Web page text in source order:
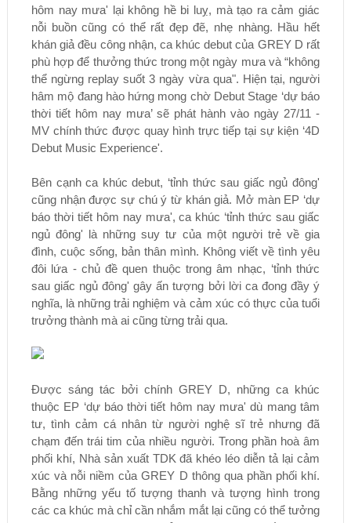
hôm nay mưa' lại không hề bi luỵ, mà tạo ra cảm giác
nỗi buồn cũng có thể rất đẹp đẽ, nhẹ nhàng. Hầu hết
khán giả đều công nhận, ca khúc debut của GREY D rất
phù hợp để thưởng thức trong một ngày mưa và “không
thể ngừng replay suốt 3 ngày vừa qua". Hiện tại, người
hâm mộ đang hào hứng mong chờ Debut Stage ‘dự báo
thời tiết hôm nay mưa’ sẽ phát hành vào ngày 27/11 -
MV chính thức được quay hình trực tiếp tại sự kiện ‘4D
Debut Music Experience'.
Bên cạnh ca khúc debut, ‘tỉnh thức sau giấc ngủ đông'
cũng nhận được sự chú ý từ khán giả. Mở màn EP ‘dự
báo thời tiết hôm nay mưa', ca khúc ‘tỉnh thức sau giấc
ngủ đông' là những suy tư của một người trẻ về gia
đình, cuộc sống, bản thân mình. Không viết về tình yêu
đôi lứa - chủ đề quen thuộc trong âm nhạc, ‘tỉnh thức
sau giấc ngủ đông' gây ấn tượng bởi lời ca đong đầy ý
nghĩa, là những trải nghiệm và cảm xúc có thực của tuổi
trưởng thành mà ai cũng từng trải qua.
Được sáng tác bởi chính GREY D, những ca khúc
thuộc EP ‘dự báo thời tiết hôm nay mưa' dù mang tâm
tư, tình cảm cá nhân từ người nghệ sĩ trẻ nhưng đã
chạm đến trái tim của nhiều người. Trong phần hoà âm
phối khí, Nhà sản xuất TDK đã khéo léo diễn tả lại cảm
xúc và nỗi niềm của GREY D thông qua phần phối khí.
Bằng những yếu tố tượng thanh và tượng hình trong
các ca khúc mà chỉ cần nhắm mắt lại cũng có thể tưởng